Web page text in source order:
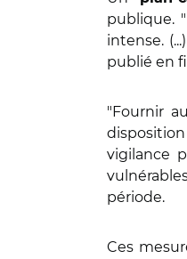
publique.
intense.
publié en
"Fournir
vigilance
période.
Ces